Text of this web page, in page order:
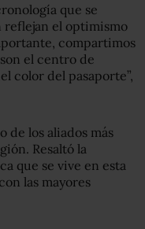
que se
reflejan el optimismo
compartimos
el centro de
color del pasaporte”,
de los aliados más
Resaltó la
que se vive en esta
las mayores